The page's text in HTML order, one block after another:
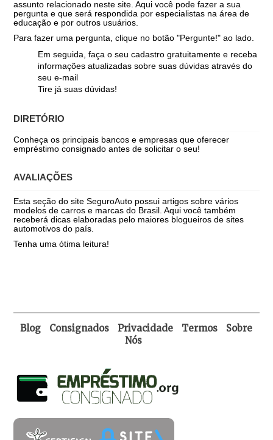
assunto relacionado neste site. Aqui você pode fazer a sua
pergunta e que será respondida por especialistas na área de
educação e por outros usuários.
Para fazer uma pergunta, clique no botão "Pergunte!" ao lado.
Em seguida, faça o seu cadastro gratuitamente e receba
informações atualizadas sobre suas dúvidas através do
seu e-mail
Tire já suas dúvidas!
DIRETÓRIO
Conheça os principais bancos e empresas que oferecer
empréstimo consignado antes de solicitar o seu!
AVALIAÇÕES
Esta seção do site SeguroAuto possui artigos sobre vários
modelos de carros e marcas do Brasil. Aqui você também
receberá dicas elaboradas pelo maiores blogueiros de sites
automotivos do país.
Tenha uma ótima leitura!
Blog Consignados Privacidade Termos
Sobre
Nós